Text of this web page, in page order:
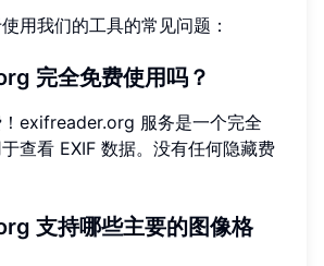
用我们的工具的常见问题：
完全免费使用吗？
exifreader.org 服务是一个完全
于查看 EXIF 数据。没有任何隐藏费
支持哪些主要的图像格